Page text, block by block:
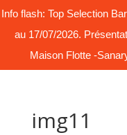
Info flash: Top Selection
au 17/07/2026.
Maison Flotte -
img11